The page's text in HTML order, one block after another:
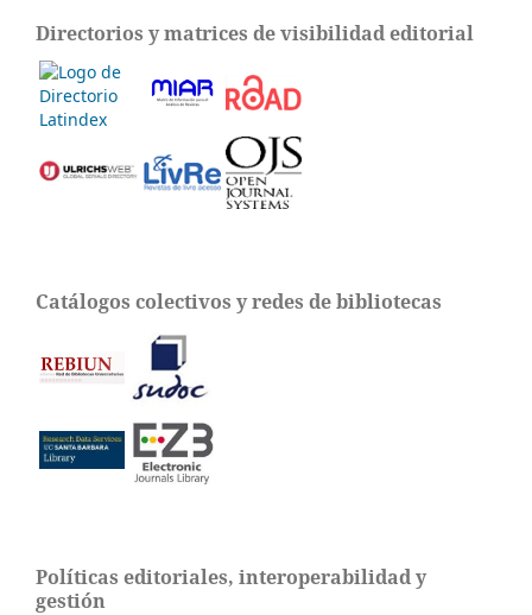
Directorios y matrices de visibilidad editorial
Catálogos colectivos y redes de bibliotecas
Políticas editoriales, interoperabilidad y
gestión